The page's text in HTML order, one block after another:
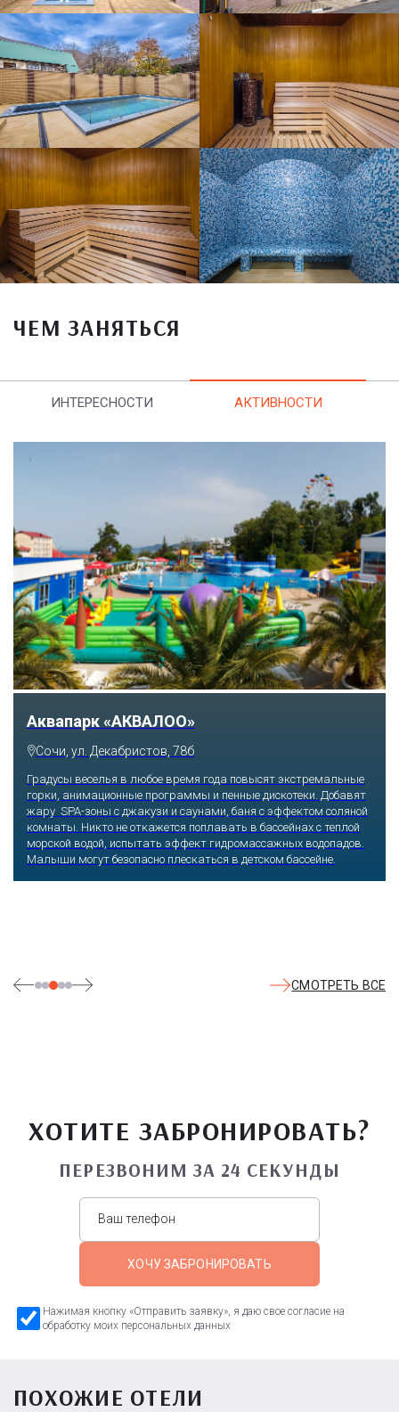
ЧЕМ ЗАНЯТЬСЯ
ИНТЕРЕСНОСТИ АКТИВНОСТИ
Аквапарк «АКВАЛОО»
Сочи, ул. Декабристов, 78б
Градусы веселья в любое время года повысят экстремальные
горки, анимационные программы и пенные дискотеки. Добавят
жару SPA-зоны с джакузи и саунами, баня с эффектом соляной
комнаты. Никто не откажется поплавать в бассейнах с теплой
морской водой, испытать эффект гидромассажных водопадов.
Малыши могут безопасно плескаться в детском бассейне.
СМОТРЕТЬ ВСЕ
ХОТИТЕ ЗАБРОНИРОВАТЬ?
ПЕРЕЗВОНИМ ЗА 24 СЕКУНДЫ
ХОЧУ ЗАБРОНИРОВАТЬ
Нажимая кнопку «Отправить заявку», я даю свое согласие на
обработку моих персональных данных
ПОХОЖИЕ ОТЕЛИ